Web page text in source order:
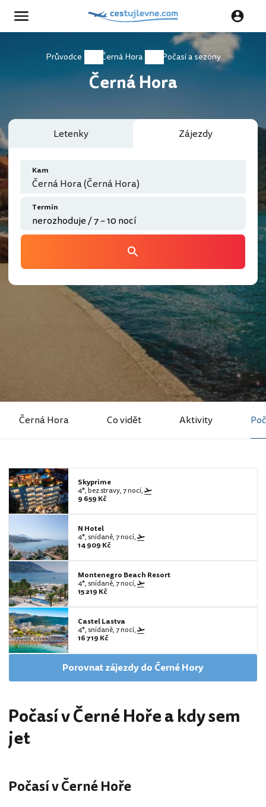
Průvodce Černá Hora Počasí a sezóny
Černá Hora
Letenky Zájezdy
Kam
Černá Hora (Černá Hora)
Termín
Černá Hora Co vidět Aktivity
Skyprime
4*, bez stravy, 7 nocí,
9 659 Kč
N Hotel
4*, snídaně, 7 nocí,
14 909 Kč
Montenegro Beach Resort
4*, snídaně, 7 nocí,
15 219 Kč
Castel Lastva
4*, snídaně, 7 nocí,
16 719 Kč
Porovnat zájezdy do Černé Hory
Počasí v Černé Hoře a kdy sem
jet
Počasí v Černé Hoře